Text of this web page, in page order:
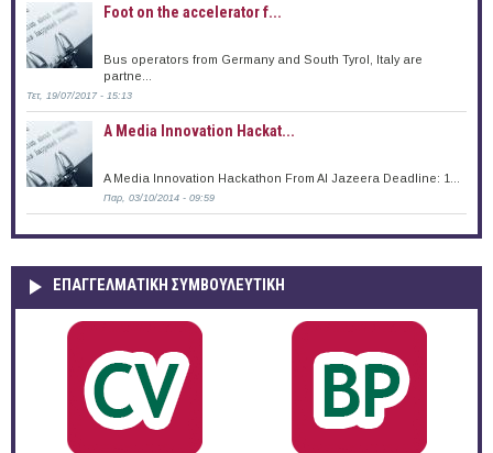
Foot on the accelerator f...
Bus operators from Germany and South Tyrol, Italy are
partne...
Τετ, 19/07/2017 - 15:13
A Media Innovation Hackat...
A Media Innovation Hackathon From Al Jazeera Deadline: 1...
Παρ, 03/10/2014 - 09:59
ΕΠΑΓΓΕΛΜΑΤΙΚΉ ΣΥΜΒΟΥΛΕΥΤΙΚΉ